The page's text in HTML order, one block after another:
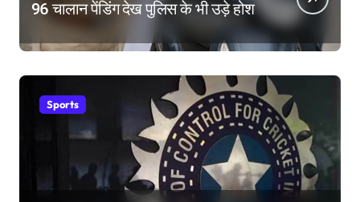
96 चालान पेंडिंग देख पुलिस के भी उड़े होश
Sports